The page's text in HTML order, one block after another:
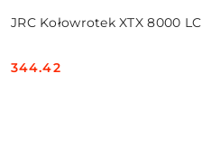
JRC Kołowrotek XTX 8000 LC
Cena:
344.42